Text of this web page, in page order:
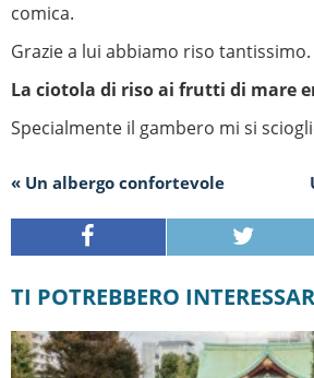
comica.
Grazie a lui abbiamo riso tantissimo.
La ciotola di riso ai frutti di mare
Specialmente il gambero mi si
« Un albergo confortevole
TI POTREBBERO